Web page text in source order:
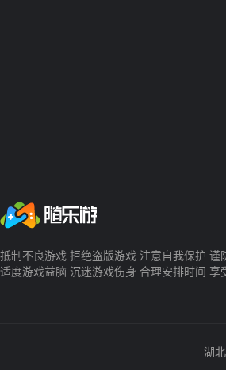
抵制不良游戏 拒绝盗版游戏 注意自我保护 谨
适度游戏益脑 沉迷游戏伤身 合理安排时间 享
湖